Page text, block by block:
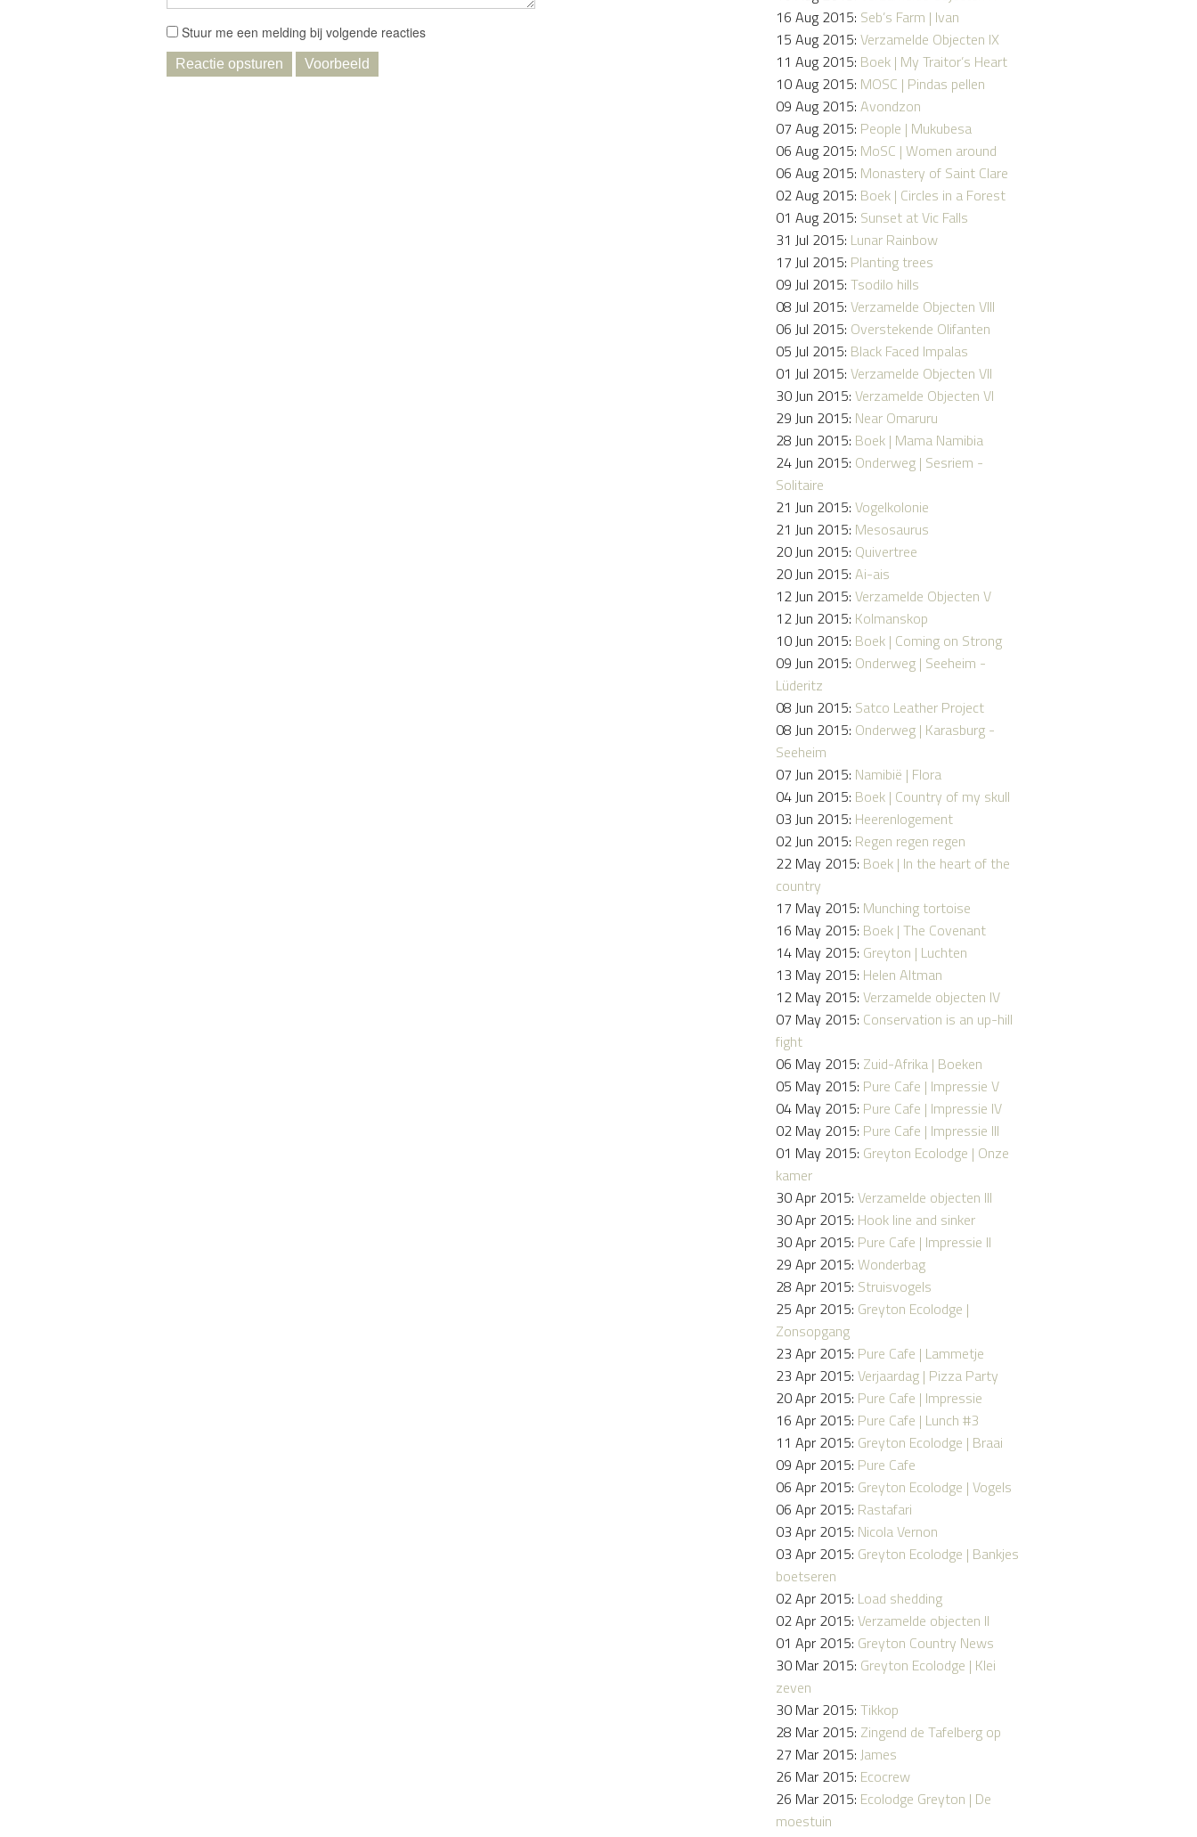
Stuur me een melding bij volgende reacties
16 Aug 2015: Seb’s Farm | Ivan
15 Aug 2015:Verzamelde Objecten IX
11 Aug 2015: Boek | My Traitor’s Heart
10 Aug 2015: MOSC | Pindas pellen
09 Aug 2015:Avondzon
07 Aug 2015: People | Mukubesa
06 Aug 2015: MoSC | Women around
06 Aug 2015: Monastery of Saint Clare
02 Aug 2015: Boek | Circles in a Forest
01 Aug 2015: Sunset at Vic Falls
31 Jul 2015: Lunar Rainbow
17 Jul 2015: Planting trees
09 Jul 2015:Tsodilo hills
08 Jul 2015:Verzamelde Objecten VIII
06 Jul 2015: Overstekende Olifanten
05 Jul 2015: Black Faced Impalas
01 Jul 2015:Verzamelde Objecten VII
30 Jun 2015:Verzamelde Objecten VI
29 Jun 2015: Near Omaruru
28 Jun 2015: Boek | Mama Namibia
24 Jun 2015: Onderweg | Sesriem -
Solitaire
21 Jun 2015:Vogelkolonie
21 Jun 2015: Mesosaurus
20 Jun 2015: Quivertree
20 Jun 2015:Ai-ais
12 Jun 2015:Verzamelde Objecten V
12 Jun 2015: Kolmanskop
10 Jun 2015: Boek | Coming on Strong
09 Jun 2015: Onderweg | Seeheim -
Lüderitz
08 Jun 2015: Satco Leather Project
08 Jun 2015: Onderweg | Karasburg -
Seeheim
07 Jun 2015: Namibië | Flora
04 Jun 2015: Boek | Country of my skull
03 Jun 2015: Heerenlogement
02 Jun 2015: Regen regen regen
22 May 2015: Boek | In the heart of the
country
17 May 2015: Munching tortoise
16 May 2015: Boek | The Covenant
14 May 2015: Greyton | Luchten
13 May 2015: Helen Altman
12 May 2015:Verzamelde objecten IV
07 May 2015: Conservation is an up-hill
fight
06 May 2015: Zuid-Afrika | Boeken
05 May 2015: Pure Cafe | Impressie V
04 May 2015: Pure Cafe | Impressie IV
02 May 2015: Pure Cafe | Impressie III
01 May 2015: Greyton Ecolodge | Onze
kamer
30 Apr 2015:Verzamelde objecten III
30 Apr 2015: Hook line and sinker
30 Apr 2015: Pure Cafe | Impressie II
29 Apr 2015:Wonderbag
28 Apr 2015: Struisvogels
25 Apr 2015: Greyton Ecolodge |
Zonsopgang
23 Apr 2015: Pure Cafe | Lammetje
23 Apr 2015:Verjaardag | Pizza Party
20 Apr 2015: Pure Cafe | Impressie
16 Apr 2015: Pure Cafe | Lunch #3
11 Apr 2015: Greyton Ecolodge | Braai
09 Apr 2015: Pure Cafe
06 Apr 2015: Greyton Ecolodge | Vogels
06 Apr 2015: Rastafari
03 Apr 2015: Nicola Vernon
03 Apr 2015: Greyton Ecolodge | Bankjes
boetseren
02 Apr 2015: Load shedding
02 Apr 2015:Verzamelde objecten II
01 Apr 2015: Greyton Country News
30 Mar 2015: Greyton Ecolodge | Klei
zeven
30 Mar 2015:Tikkop
28 Mar 2015: Zingend de Tafelberg op
27 Mar 2015:James
26 Mar 2015: Ecocrew
26 Mar 2015: Ecolodge Greyton | De
moestuin